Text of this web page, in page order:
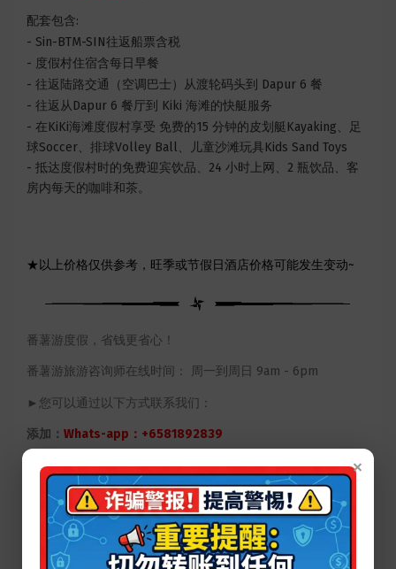
×
配套包含:
- Sin-BTM-SIN往返船票含税
- 度假村住宿含每日早餐
- 往返陆路交通（空调巴士）从渡轮码头到 Dapur 6 餐
- 往返从Dapur 6 餐厅到 Kiki 海滩的快艇服务
- 在KiKi海滩度假村享受 免费的15 分钟的皮划艇Kayaking、足
球Soccer、排球Volley Ball、儿童沙滩玩具Kids Sand Toys
- 抵达度假村时的免费迎宾饮品、24 小时上网、2 瓶饮品、客
房内每天的咖啡和茶。
★以上价格仅供参考，旺季或节假日酒店价格可能发生变动~
番薯游度假，省钱更省心！
番薯游旅游咨询师在线时间： 周一到周日 9am - 6pm
►您可以通过以下方式联系我们：
添加： Whats-app：+6581892839
微信ID：PotatoFSY
Facebook：http://facebook.com/fanshuyousg
番薯游办公室地址
①办公室位于【MacPherson麦波申】和
【Ubi乌美】两个地铁口中间，出了地铁口大概走路10分钟即可